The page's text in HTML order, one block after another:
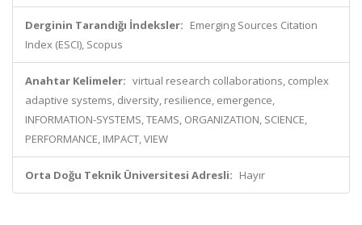
Derginin Tarandığı İndeksler: Emerging Sources Citation
Index (ESCI), Scopus
Anahtar Kelimeler: virtual research collaborations, complex
adaptive systems, diversity, resilience, emergence,
INFORMATION-SYSTEMS, TEAMS, ORGANIZATION, SCIENCE,
PERFORMANCE, IMPACT, VIEW
Orta Doğu Teknik Üniversitesi Adresli: Hayır